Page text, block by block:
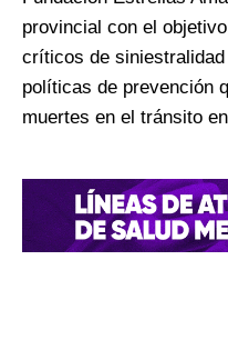
provincial con el
críticos de
políticas de prevención
muertes en el tránsito